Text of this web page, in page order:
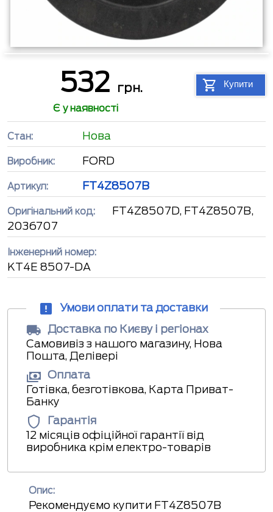
532 грн. Купити
Є у наявності
Стан: Нова
Виробник: FORD
Артикул: FT4Z8507B
Оригінальний код:
FT4Z8507D, FT4Z8507B,
2036707
Інженерний номер:
KT4E 8507-DA
Умови оплати та доставки
Доставка по Києву і регіонах
Самовивіз з нашого магазину, Нова
Пошта, Делівері
Оплата
Готівка, безготівкова, Карта Приват-
Банку
Гарантія
12 місяців офіційної гарантії від
виробника крім електро-товарів
Опис:
Рекомендуємо купити FT4Z8507B